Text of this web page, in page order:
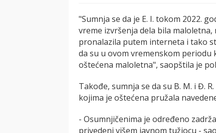
"Sumnja se da je E. I. tokom 2022.
vreme izvršenja dela bila
pronalazila putem interneta i tako
da su u ovom vremenskom periodu
oštećena maloletna", saopštila je
Takođe, sumnja se da su B. M. i Đ.
kojima je oštećena pružala
- Osumnjičenima je određeno
privedeni višem javnom tužiocu -